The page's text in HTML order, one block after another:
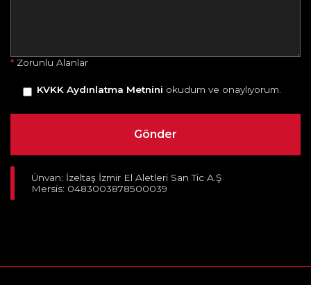
* Zorunlu Alanlar
KVKK Aydınlatma Metnini okudum ve onaylıyorum.
Ünvan: İzeltaş İzmir El Aletleri San Tic A.Ş
Mersis: 0483003878500039